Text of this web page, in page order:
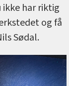
ikke har riktig
og få
Sødal.